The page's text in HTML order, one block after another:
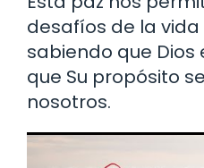
desafíos de la
sabiendo que
que Su propósito
nosotros.